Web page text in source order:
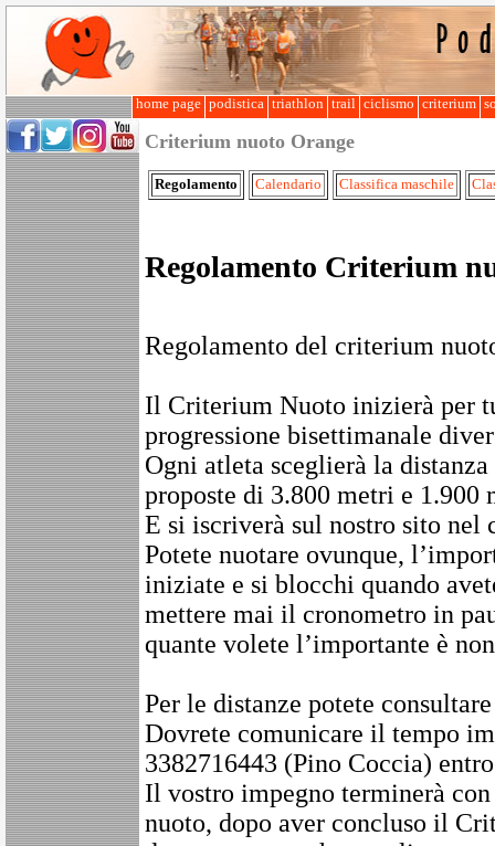
home page podistica triathlon trail ciclismo criterium
Criterium nuoto Orange
Regolamento Calendario Classifica maschile
Regolamento Criterium
Regolamento del criterium
Il Criterium Nuoto inizierà per
progressione bisettimanale
Ogni atleta sceglierà la
proposte di 3.800 metri e 1.900
E si iscriverà sul nostro sito nel
Potete nuotare ovunque,
iniziate e si blocchi quando
mettere mai il cronometro in
quante volete l’importante è
Per le distanze potete
Dovrete comunicare il tempo
3382716443 (Pino Coccia)
Il vostro impegno terminerà
nuoto, dopo aver concluso il